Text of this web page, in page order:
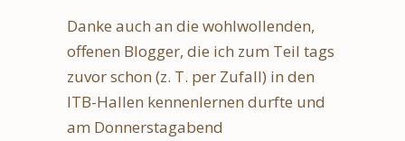
Danke auch an die wohlwollenden,
offenen Blogger, die ich zum Teil tags
zuvor schon (z. T. per Zufall) in den
ITB-Hallen kennenlernen durfte und
am Donnerstagabend